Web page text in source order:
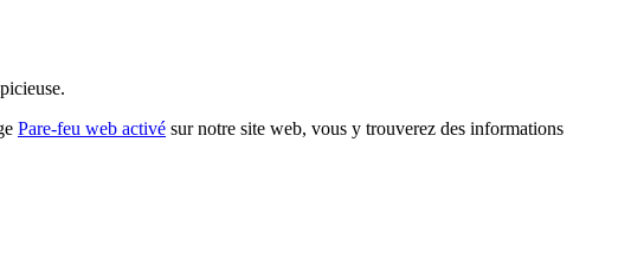
Pare-feu web activé sur notre site web, vous y trouverez des informations